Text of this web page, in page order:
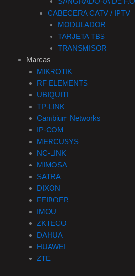
CABECERA CATV / IPTV
MODULADOR
TARJETA TBS
TRANSMISOR
Marcas
MIKROTIK
RF ELEMENTS
UBIQUITI
TP-LINK
Cambium Networks
IP-COM
MERCUSYS
NC-LINK
MIMOSA
SATRA
DIXON
FEIBOER
IMOU
ZKTECO
DAHUA
HUAWEI
ZTE